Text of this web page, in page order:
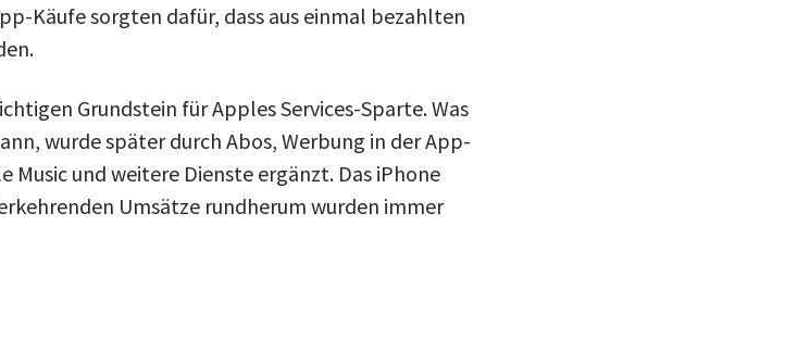
Käufe sorgten dafür, dass aus einmal bezahlten
Grundstein für Apples Services-Sparte. Was
wurde später durch Abos, Werbung in der App-
Music und weitere Dienste ergänzt. Das iPhone
Umsätze rundherum wurden immer